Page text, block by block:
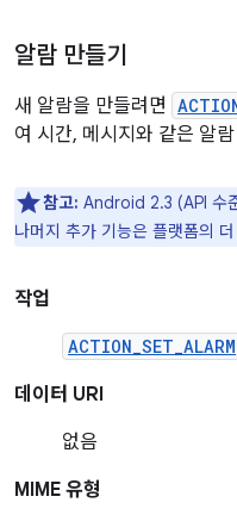
알람 만들기
새 알람을 만들려면
여 시간, 메시지와 같은 알
참고: Android 2.3 (API 수
나머지 추가 기능은 플랫폼의
작업
ACTION_SET_ALARM
데이터 URI
없음
MIME 유형